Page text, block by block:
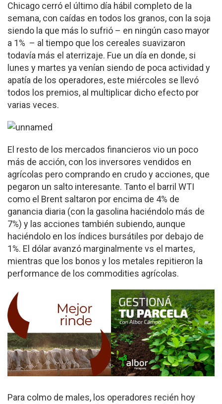
Chicago cerró el último día hábil completo de la
semana, con caídas en todos los granos, con la soja
siendo la que más lo sufrió – en ningún caso mayor
a 1% – al tiempo que los cereales suavizaron
todavía más el aterrizaje. Fue un día en donde, si
lunes y martes ya venían siendo de poca actividad y
apatía de los operadores, este miércoles se llevó
todos los premios, al multiplicar dicho efecto por
varias veces.
El resto de los mercados financieros vio un poco
más de acción, con los inversores vendidos en
agrícolas pero comprando en crudo y acciones, que
pegaron un salto interesante. Tanto el barril WTI
como el Brent saltaron por encima de 4% de
ganancia diaria (con la gasolina haciéndolo más de
7%) y las acciones también subiendo, aunque
haciéndolo en los índices bursátiles por debajo de
1%. El dólar avanzó marginalmente vs el martes,
mientras que los bonos y los metales repitieron la
performance de los commodities agrícolas.
Para colmo de males, los operadores recién hoy